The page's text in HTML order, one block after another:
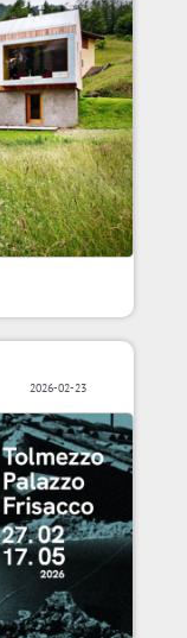
2026-02-23